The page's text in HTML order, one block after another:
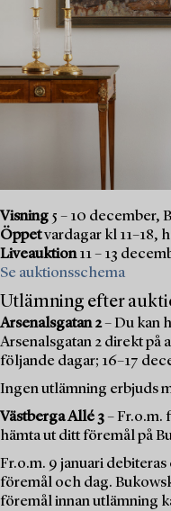
Visning 5 – 10 december,
Öppetvardagar kl 11–18,
Liveauktion11 – 13
Se auktionsschema
Utlämning efter
Arsenalsgatan 2– Du kan
Arsenalsgatan 2 direkt på
följande dagar; 16–17
Ingen utlämning erbjuds
Västberga Allé 3– Fr.o.m.
hämta ut ditt föremål på
Fr.o.m. 9 januari
föremål och dag.
föremål innan utlämning